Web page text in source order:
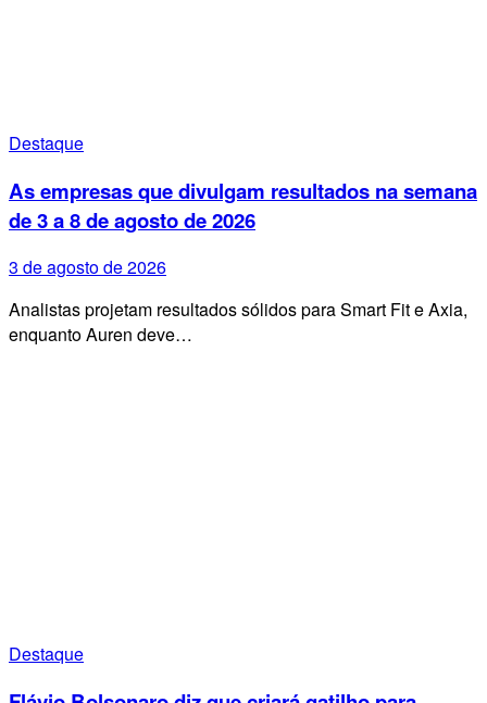
Destaque
As empresas que divulgam resultados na semana
de 3 a 8 de agosto de 2026
3 de agosto de 2026
Analistas projetam resultados sólidos para Smart Fit e Axia,
enquanto Auren deve…
Destaque